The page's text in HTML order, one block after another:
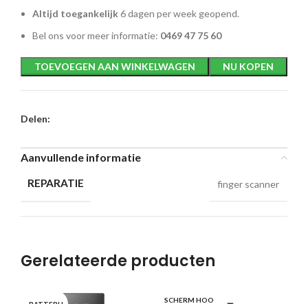
Altijd toegankelijk6 dagen per week geopend.
Bel ons voor meer informatie: 0469 47 75 60
TOEVOEGEN AAN WINKELWAGEN NU KOPEN
Delen:
Aanvullende informatie
REPARATIE finger scanner
Gerelateerde producten
SCHERM HOO